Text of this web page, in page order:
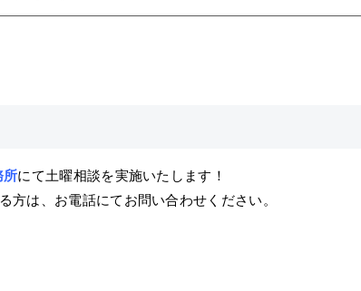
所にて土曜相談を実施いたします！
は、お電話にてお問い合わせください。